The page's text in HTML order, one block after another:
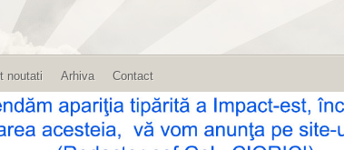
noutati Arhiva Contact